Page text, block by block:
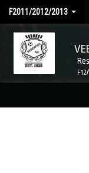
F2011/2012/2013